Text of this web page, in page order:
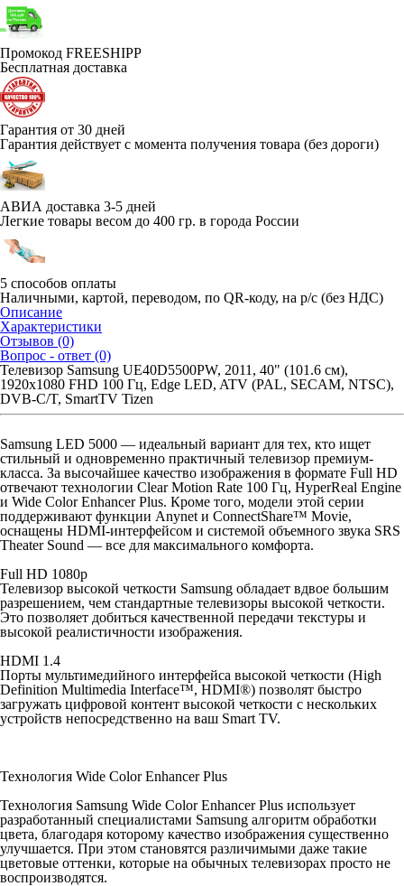
Промокод FREESHIPP
Бесплатная доставка
Гарантия от 30 дней
Гарантия действует с момента получения товара (без дороги)
АВИА доставка 3-5 дней
Легкие товары весом до 400 гр. в города России
5 способов оплаты
Наличными, картой, переводом, по QR-коду, на р/с (без НДС)
Описание
Характеристики
Отзывов (0)
Вопрос - ответ (0)
Телевизор Samsung UE40D5500PW, 2011, 40" (101.6 см),
1920x1080 FHD 100 Гц, Edge LED, ATV (PAL, SECAM, NTSC),
DVB-C/T, SmartTV Tizen
Samsung LED 5000 — идеальный вариант для тех, кто ищет
стильный и одновременно практичный телевизор премиум-
класса. За высочайшее качество изображения в формате Full HD
отвечают технологии Clear Motion Rate 100 Гц, HyperReal Engine
и Wide Color Enhancer Plus. Кроме того, модели этой серии
поддерживают функции Anynet и ConnectShare™ Movie,
оснащены HDMI-интерфейсом и системой объемного звука SRS
Theater Sound — все для максимального комфорта.
Full HD 1080p
Телевизор высокой четкости Samsung обладает вдвое большим
разрешением, чем стандартные телевизоры высокой четкости.
Это позволяет добиться качественной передачи текстуры и
высокой реалистичности изображения.
HDMI 1.4
Порты мультимедийного интерфейса высокой четкости (High
Definition Multimedia Interface™, HDMI®) позволят быстро
загружать цифровой контент высокой четкости с нескольких
устройств непосредственно на ваш Smart TV.
Технология Wide Color Enhancer Plus
Технология Samsung Wide Color Enhancer Plus использует
разработанный специалистами Samsung алгоритм обработки
цвета, благодаря которому качество изображения существенно
улучшается. При этом становятся различимыми даже такие
цветовые оттенки, которые на обычных телевизорах просто не
воспроизводятся.